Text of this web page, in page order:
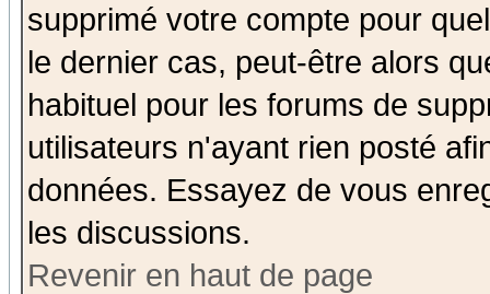
supprimé votre compte pour
le dernier cas, peut-être alors
habituel pour les forums de
utilisateurs n'ayant rien posté
données. Essayez de vous
les discussions.
Revenir en haut de page